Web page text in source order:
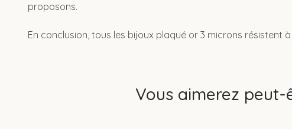
proposons.
En conclusion, tous les bijoux plaqué or 3 microns résistent
Vous aimerez peut-